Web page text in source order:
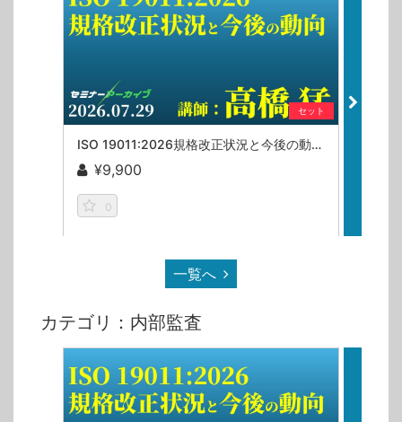
セット
ISO 19011:2026規格改正状況と今後の動向／高橋猛【セミナーアーカイブ】
¥9,900
0
一覧へ
カテゴリ：内部監査